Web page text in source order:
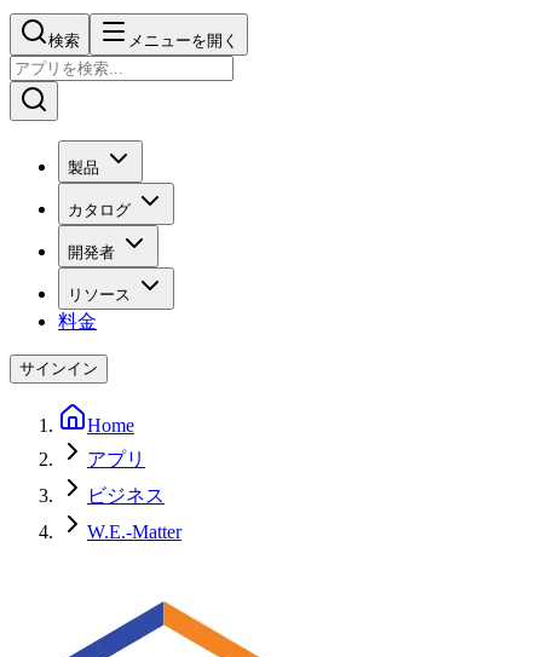
検索 メニューを開く
製品
カタログ
開発者
リソース
料金
サインイン
Home
アプリ
ビジネス
W.E.-Matter